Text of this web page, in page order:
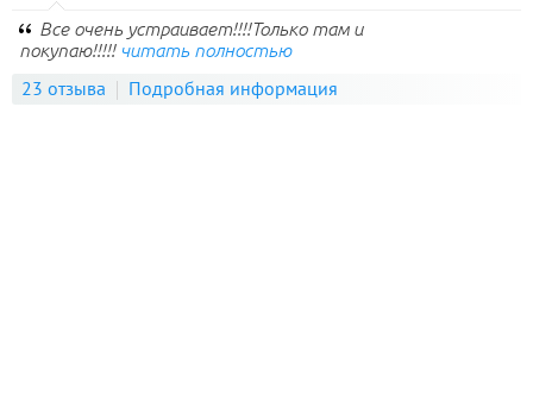
Все очень устраивает!!!!Только там и
покупаю!!!!! читать полностью
23 отзыва Подробная информация